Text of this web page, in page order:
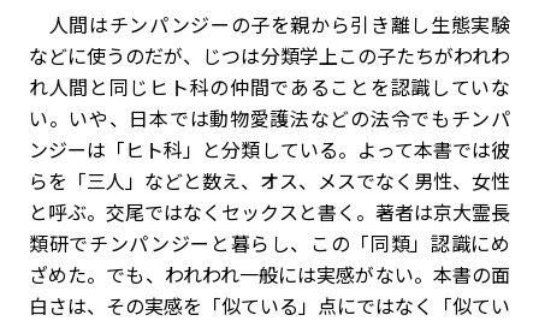
人間はチンパンジーの子を親から引き離し生態実験
などに使うのだが、じつは分類学上この子たちがわれわ
れ人間と同じヒト科の仲間であることを認識していな
い。いや、日本では動物愛護法などの法令でもチンパ
ンジーは「ヒト科」と分類している。よって本書では彼
らを「三人」などと数え、オス、メスでなく男性、女性
と呼ぶ。交尾ではなくセックスと書く。著者は京大霊長
類研でチンパンジーと暮らし、この「同類」認識にめ
ざめた。でも、われわれ一般には実感がない。本書の面
白さは、その実感を「似ている」点にではなく「似てい